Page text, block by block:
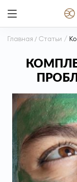
Главная / Статьи /